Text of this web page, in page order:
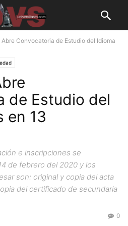
Abre Convocatoria de Estudio del Idioma
de Estudio del
en 13
e inscripciones se
de febrero del 2020 y los
son: original y copia del acta
del certificado de secundaria
0